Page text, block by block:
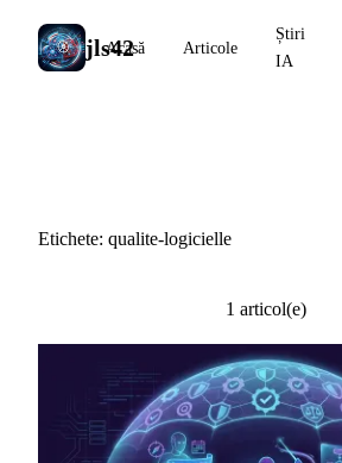
jls42
Acasă Articole
Știri
IA
Etichete: qualite-logicielle
1 articol(e)